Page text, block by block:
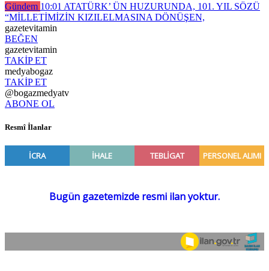
Gündem 10:01 ATATÜRK’ ÜN HUZURUNDA, 101. YIL SÖZÜ
“MİLLETİMİZİN KIZILELMASINA DÖNÜŞEN,
gazetevitamin
BEĞEN
gazetevitamin
TAKİP ET
medyabogaz
TAKİP ET
@bogazmedyatv
ABONE OL
Resmî İlanlar